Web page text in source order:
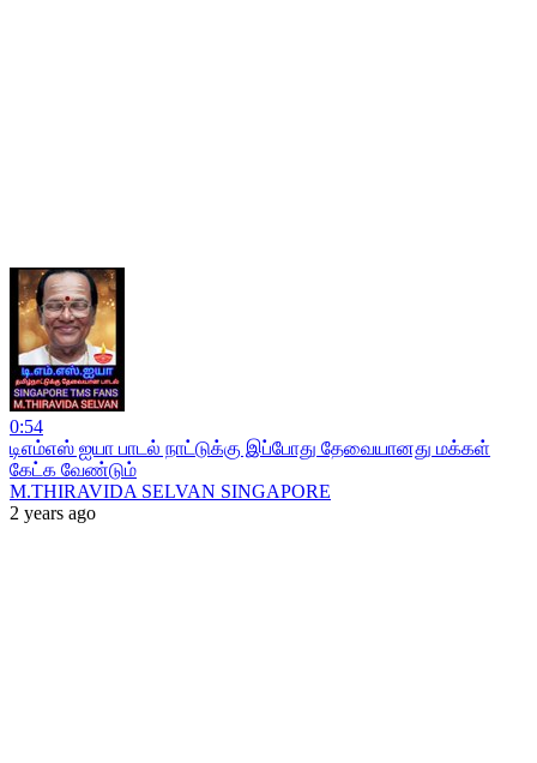
0:54
டிஎம்எஸ் ஐயா பாடல் நாட்டுக்கு இப்போது தேவையானது மக்கள்
கேட்க வேண்டும்
M.THIRAVIDA SELVAN SINGAPORE
2 years ago